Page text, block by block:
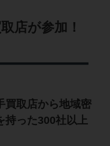
店が参加！
買取店から地域密
持った300社以上